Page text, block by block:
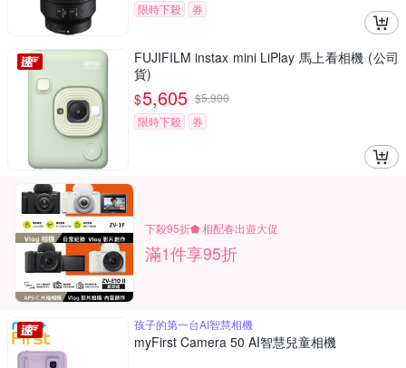
限時下殺 券
FUJIFILM instax mini LiPlay 馬上看相機 (公司
貨)
$5,605 $5,900
限時下殺
券
下殺95折⬟ 相配春出遊大促
滿1件享95折
孩子的第一台AI智慧相機
myFirst Camera 50 AI智慧兒童相機